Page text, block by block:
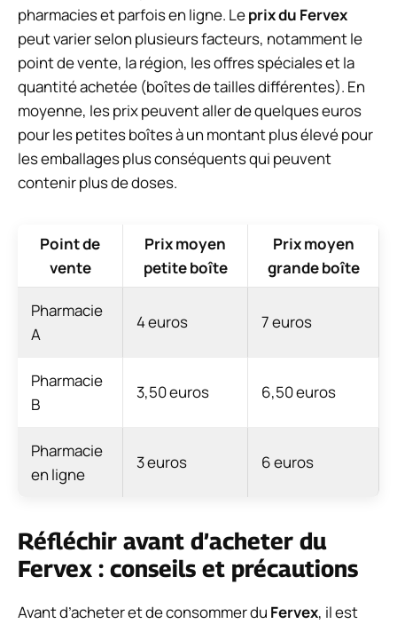
pharmacies et parfois en ligne. Leprix du Fervex
peut varier selon plusieurs facteurs, notamment le
point de vente, la région, les offres spéciales et la
quantité achetée (boîtes de tailles différentes). En
moyenne, les prix peuvent aller de quelques euros
pour les petites boîtes à un montant plus élevé pour
les emballages plus conséquents qui peuvent
contenir plus de doses.
Point de
vente
Prix moyen
petite boîte
Prix moyen
grande boîte
Pharmacie
A
4 euros 7 euros
Pharmacie
B
3,50 euros 6,50 euros
Pharmacie
en ligne
3 euros 6 euros
Réfléchir avant d’acheter du
Fervex : conseils et précautions
Avant d’acheter et de consommer du Fervex, il est